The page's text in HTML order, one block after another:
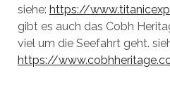
siehe: https://
gibt es auch das Cobh
viel um die Seefahrt geht.
https://